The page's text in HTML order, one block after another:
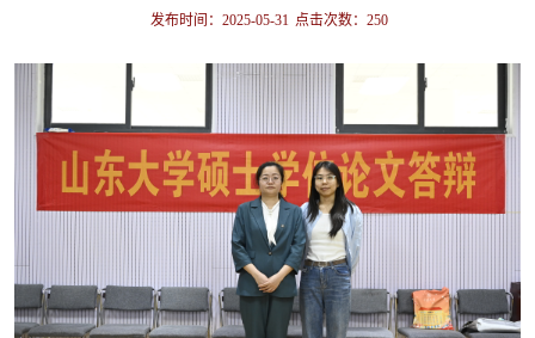
发布时间：2025-05-31 点击次数： 250